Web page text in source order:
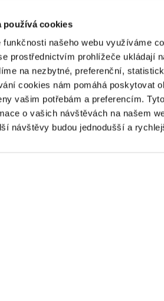
používá cookies
funkčnosti našeho webu využíváme
prostřednictvím prohlížeče ukládají
na nezbytné, preferenční,
cookies nám pomáhá poskytovat
vašim potřebám a preferencím.
o vašich návštěvách na našem
návštěvy budou jednodušší a